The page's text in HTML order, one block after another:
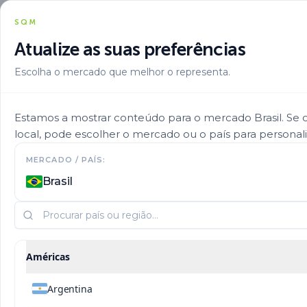
SQM
Atualize as suas preferências
Escolha o mercado que melhor o representa.
Estamos a mostrar conteúdo para o mercado Brasil. Se
local, pode escolher o mercado ou o país para
MERCADO / PAÍS:
Brasil
Américas
Argentina
Baixo rácio
amónio/nitrato para
rendimentos elevados e
frutos de tomate